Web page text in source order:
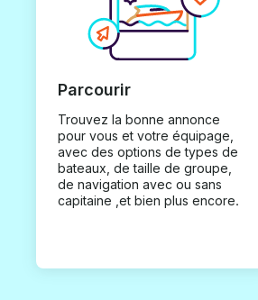
Parcourir
Trouvez la bonne annonce
pour vous et votre équipage,
avec des options de types de
bateaux, de taille de groupe,
de navigation avec ou sans
capitaine ,et bien plus encore.